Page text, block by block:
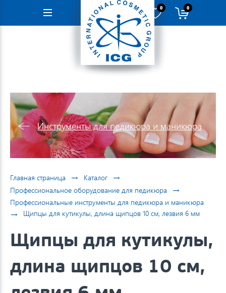
Навигация
0 0
Инструменты для педикюра и маникюра
Главная страница → Каталог →
Профессиональное оборудование для педикюра →
Профессиональные инструменты для педикюра и маникюра
→ Щипцы для кутикулы, длина щипцов 10 см, лезвия 6 мм
Щипцы для кутикулы,
длина щипцов 10 см,